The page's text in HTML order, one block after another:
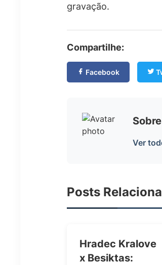
gravação.
Compartilhe:
Facebook
Ver
Posts
Hradec Kralove
x Besiktas: